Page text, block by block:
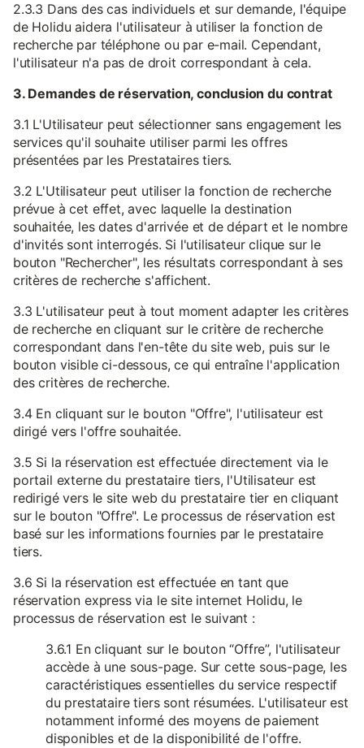
2.3.3 Dans des cas individuels et sur demande, l'équipe
de Holidu aidera l'utilisateur à utiliser la fonction de
recherche par téléphone ou par e-mail. Cependant,
l'utilisateur n'a pas de droit correspondant à cela.
3. Demandes de réservation, conclusion du contrat
3.1 L'Utilisateur peut sélectionner sans engagement les
services qu'il souhaite utiliser parmi les offres
présentées par les Prestataires tiers.
3.2 L'Utilisateur peut utiliser la fonction de recherche
prévue à cet effet, avec laquelle la destination
souhaitée, les dates d'arrivée et de départ et le nombre
d'invités sont interrogés. Si l'utilisateur clique sur le
bouton "Rechercher", les résultats correspondant à ses
critères de recherche s'affichent.
3.3 L'utilisateur peut à tout moment adapter les critères
de recherche en cliquant sur le critère de recherche
correspondant dans l'en-tête du site web, puis sur le
bouton visible ci-dessous, ce qui entraîne l'application
des critères de recherche.
3.4 En cliquant sur le bouton "Offre", l'utilisateur est
dirigé vers l'offre souhaitée.
3.5 Si la réservation est effectuée directement via le
portail externe du prestataire tiers, l'Utilisateur est
redirigé vers le site web du prestataire tier en cliquant
sur le bouton "Offre". Le processus de réservation est
basé sur les informations fournies par le prestataire
tiers.
3.6 Si la réservation est effectuée en tant que
réservation express via le site internet Holidu, le
processus de réservation est le suivant :
3.6.1 En cliquant sur le bouton “Offre”, l'utilisateur
accède à une sous-page. Sur cette sous-page, les
caractéristiques essentielles du service respectif
du prestataire tiers sont résumées. L'utilisateur est
notamment informé des moyens de paiement
disponibles et de la disponibilité de l'offre.